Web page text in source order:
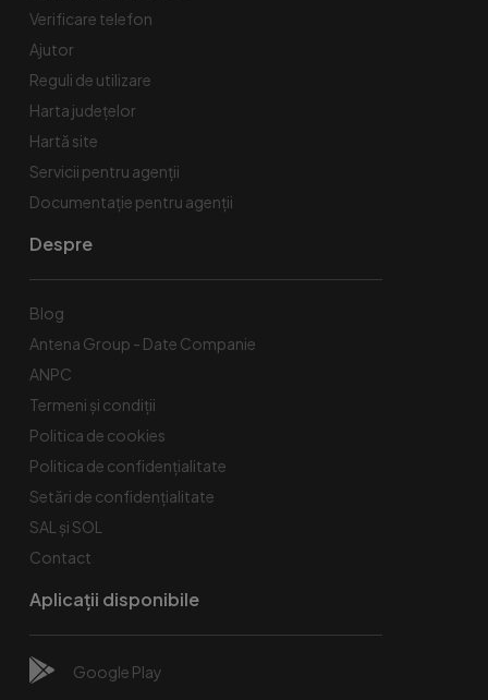
Verificare telefon
Ajutor
Reguli de utilizare
Harta județelor
Hartă site
Servicii pentru agenții
Documentație pentru agenții
Despre
Blog
Antena Group - Date Companie
ANPC
Termeni și condiții
Politica de cookies
Politica de confidențialitate
Setări de confidențialitate
SAL și SOL
Contact
Aplicații disponibile
Google Play